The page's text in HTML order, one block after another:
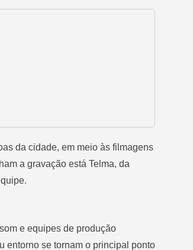
da cidade, em meio às filmagens
a gravação está Telma, da
e equipes de produção
entorno se tornam o principal ponto